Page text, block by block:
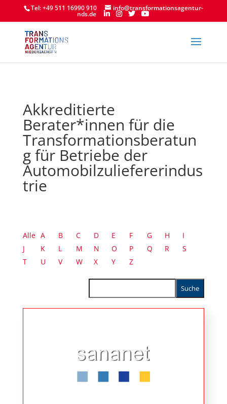
Tel: +49 511 16990 910 info@transformationsagentur-
nds.de
Akkreditierte
Berater*innen für die
Transformationsberatun
g für Betriebe der
Automobilzuliefererindus
trie
Alle A B C D E F G H
I
J
K L M N O P Q R
S
T
U V W X Y Z